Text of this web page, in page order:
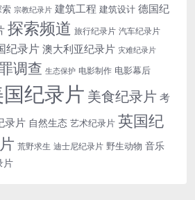
索 宗教纪录片 建筑工程 建筑设计 德国纪
探索频道 旅行纪录片 汽车纪录片
纪录片 澳大利亚纪录片 灾难纪录片
调查 生态保护 电影制作 电影幕后
纪录片 美食纪录片考
录片 自然生态 艺术纪录片 英国纪
荒野求生 迪士尼纪录片 野生动物 音乐
片